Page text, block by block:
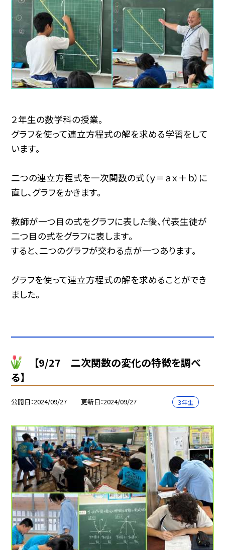
２年生の数学科の授業。
グラフを使って連立方程式の解を求める学習をして
います。
二つの連立方程式を一次関数の式（ｙ＝ａｘ＋ｂ）に
直し、グラフをかきます。
教師が一つ目の式をグラフに表した後、代表生徒が
二つ目の式をグラフに表します。
すると、二つのグラフが交わる点が一つあります。
グラフを使って連立方程式の解を求めることができ
ました。
【9/27 二次関数の変化の特徴を調べ
る】
公開日 2024/09/27 更新日 2024/09/27 ３年生